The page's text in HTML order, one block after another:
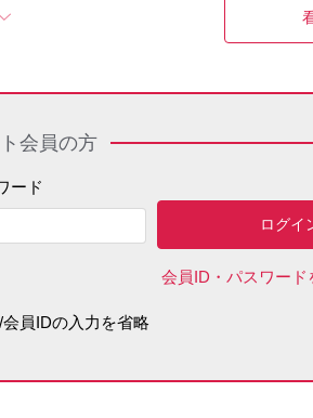
へ。その後、オランダGroningen大学病
管理担当）も兼任。日本移植学会の代
察が肝要だ。それらすべてが長期成
が行われている。各科の連携は「非常
会員の方
ード
会員ID・パスワード
員IDの入力を省略